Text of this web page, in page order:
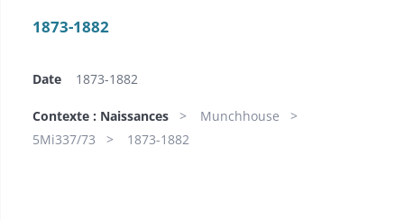
1873-1882
Date 1873-1882
Contexte : Naissances
Munchhouse
5Mi337/73
1873-1882